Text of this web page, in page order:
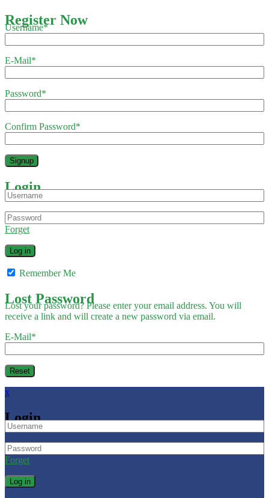
Register Now
Username*
E-Mail*
Password*
Confirm Password*
Login
Forget
Remember Me
Lost Password
Lost your password? Please enter your email address. You will
receive a link and will create a new password via email.
E-Mail*
x
Login
Forget